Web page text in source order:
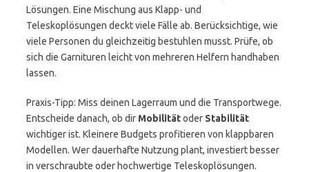
Lösungen. Eine Mischung aus Klapp- und
Teleskoplösungen deckt viele Fälle ab. Berücksichtige, wie
viele Personen du gleichzeitig bestuhlen musst. Prüfe, ob
sich die Garnituren leicht von mehreren Helfern handhaben
lassen.
Praxis-Tipp: Miss deinen Lagerraum und die Transportwege.
Entscheide danach, ob dir Mobilitätoder Stabilität
wichtiger ist. Kleinere Budgets profitieren von klappbaren
Modellen. Wer dauerhafte Nutzung plant, investiert besser
in verschraubte oder hochwertige Teleskoplösungen.